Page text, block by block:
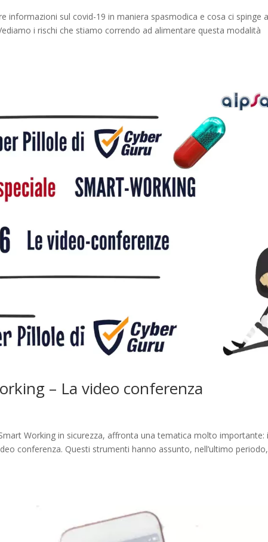
informazioni sul covid-19 in maniera spasmodica e cosa ci spinge
i rischi che stiamo correndo ad alimentare questa modalità
– La video conferenza
Working in sicurezza, affronta una tematica molto importante:
conferenza. Questi strumenti hanno assunto, nell’ultimo